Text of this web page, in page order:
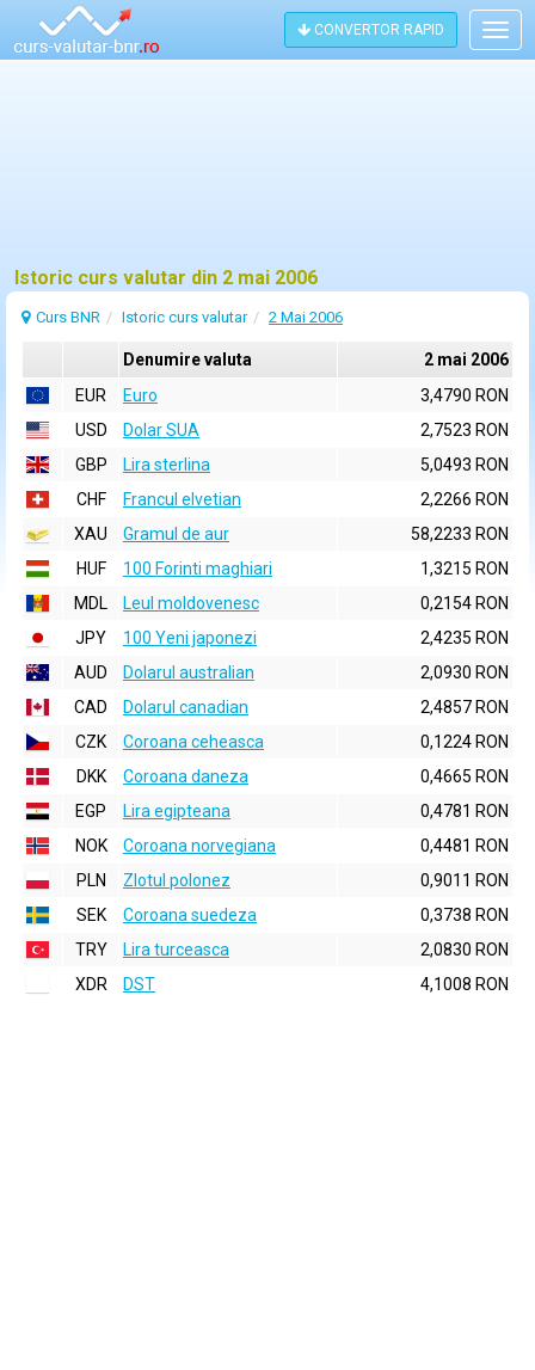
CONVERTOR RAPID
Istoric curs valutar din 2 mai 2006
Curs BNR Istoric curs valutar 2 Mai 2006
Denumire valuta
2 mai 2006
EUR
Euro
3,4790 RON
USD
Dolar SUA
2,7523 RON
GBP
Lira sterlina
5,0493 RON
CHF
Francul elvetian
2,2266 RON
XAU
Gramul de aur
58,2233 RON
HUF
100 Forinti maghiari
1,3215 RON
MDL
Leul moldovenesc
0,2154 RON
JPY
100 Yeni japonezi
2,4235 RON
AUD
Dolarul australian
2,0930 RON
CAD
Dolarul canadian
2,4857 RON
CZK
Coroana ceheasca
0,1224 RON
DKK
Coroana daneza
0,4665 RON
EGP
Lira egipteana
0,4781 RON
NOK
Coroana norvegiana
0,4481 RON
PLN
Zlotul polonez
0,9011 RON
SEK
Coroana suedeza
0,3738 RON
TRY
Lira turceasca
2,0830 RON
XDR
DST 4,1008 RON